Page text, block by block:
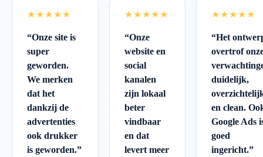
★★★★★
“Onze site is
super
geworden.
We merken
dat het
dankzij de
advertenties
ook drukker
is geworden.”
★★★★★
“Onze
website en
social
kanalen
zijn lokaal
beter
vindbaar
en dat
levert meer
★★★★★
“Het
overtrof
duidelijk,
en clean.
Google Ads
goed
ingericht.”